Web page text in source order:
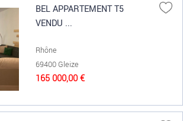
BEL APPARTEMENT T5
VENDU ...
Rhône
69400 Gleize
165 000,00 €